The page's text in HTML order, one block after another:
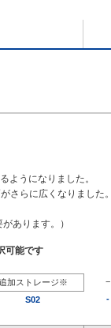
ようになりました。
さらに広くなりました。
あります。）
可能です
加ストレージ※ −
S02 -